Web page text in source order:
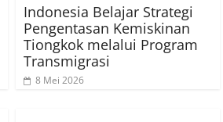
Indonesia Belajar Strategi
Pengentasan Kemiskinan
Tiongkok melalui Program
Transmigrasi
8 Mei 2026